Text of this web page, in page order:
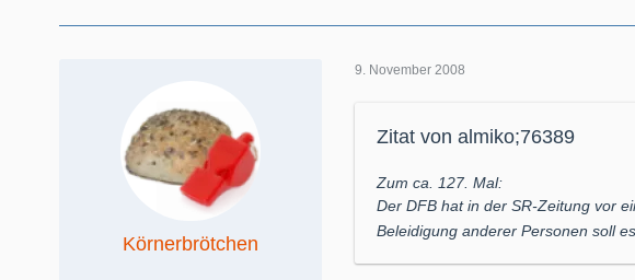
Körnerbrötchen
9. November 2008
Zitat von almiko;76389
Zum ca. 127. Mal:
Der DFB hat in der SR-Zeitung vor
Beleidigung anderer Personen soll